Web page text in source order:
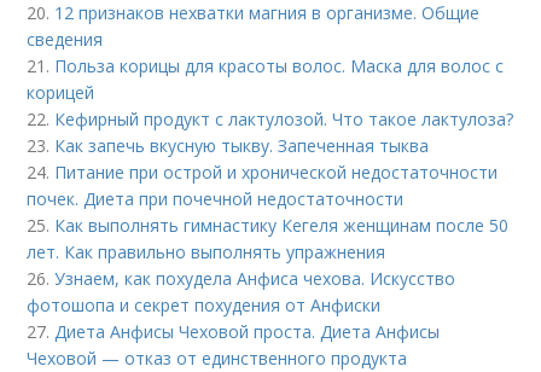
20. 12 признаков нехватки магния в организме. Общие
сведения
21. Польза корицы для красоты волос. Маска для волос с
корицей
22. Кефирный продукт с лактулозой. Что такое лактулоза?
23. Как запечь вкусную тыкву. Запеченная тыква
24. Питание при острой и хронической недостаточности
почек. Диета при почечной недостаточности
25. Как выполнять гимнастику Кегеля женщинам после 50
лет. Как правильно выполнять упражнения
26.Узнаем, как похудела Анфиса чехова. Искусство
фотошопа и секрет похудения от Анфиски
27.Диета Анфисы Чеховой проста. Диета Анфисы
Чеховой — отказ от единственного продукта